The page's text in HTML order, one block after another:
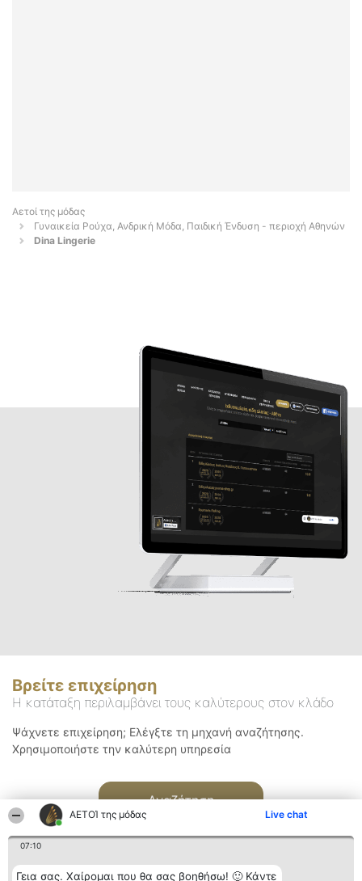
ΑΕΤΟΊ της μόδας Live chat
07:10
Γεια σας. Χαίρομαι που θα σας βοηθήσω! 🙂 Κάντε
Αετοί της μόδας
Γυναικεία Ρούχα, Ανδρική Μόδα, Παιδική Ένδυση - περιοχή Αθηνών
Dina Lingerie
Βρείτε επιχείρηση
Η κατάταξη περιλαμβάνει τους καλύτερους στον κλάδο
Ψάχνετε επιχείρηση; Ελέγξτε τη μηχανή αναζήτησης.
Χρησιμοποιήστε την καλύτερη υπηρεσία
Αναζήτηση